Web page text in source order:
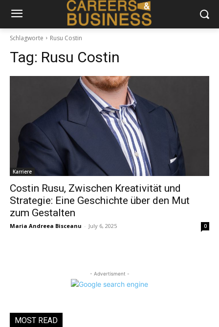
Schlagworte Rusu Costin
Tag: Rusu Costin
Karriere
Costin Rusu, Zwischen Kreativität und
Strategie: Eine Geschichte über den Mut
zum Gestalten
Maria Andreea Bisceanu - July 6, 2025 0
- Advertisment -
MOST READ